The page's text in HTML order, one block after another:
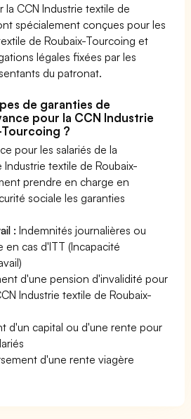
la CCN Industrie textile de
spécialement conçues pour les
de Roubaix-Tourcoing et
légales fixées par les
du patronat.
de garanties de
pour la CCN Industrie
?
pour les salariés de la
textile de Roubaix-
prendre en charge en
sociale les garanties
: Indemnités journalières ou
en cas d'ITT (Incapacité
d'une pension d'invalidité pour
Industrie textile de Roubaix-
d'un capital ou d'une rente pour
d'une rente viagère